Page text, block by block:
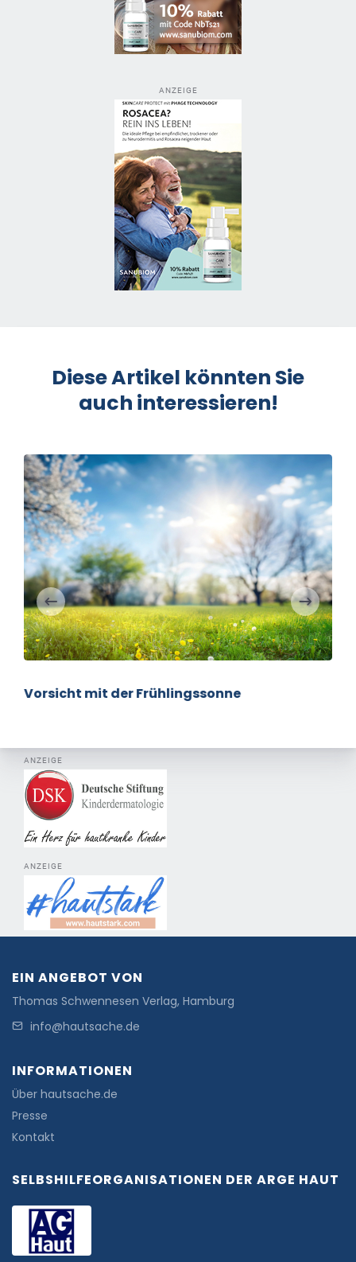
ANZEIGE
Diese Artikel könnten Sie
auch interessieren!
Vorsicht mit der Frühlingssonne
ANZEIGE
ANZEIGE
EIN ANGEBOT VON
Thomas Schwennesen Verlag, Hamburg
info@hautsache.de
INFORMATIONEN
Über hautsache.de
Presse
Kontakt
SELBSHILFEORGANISATIONEN DER ARGE HAUT